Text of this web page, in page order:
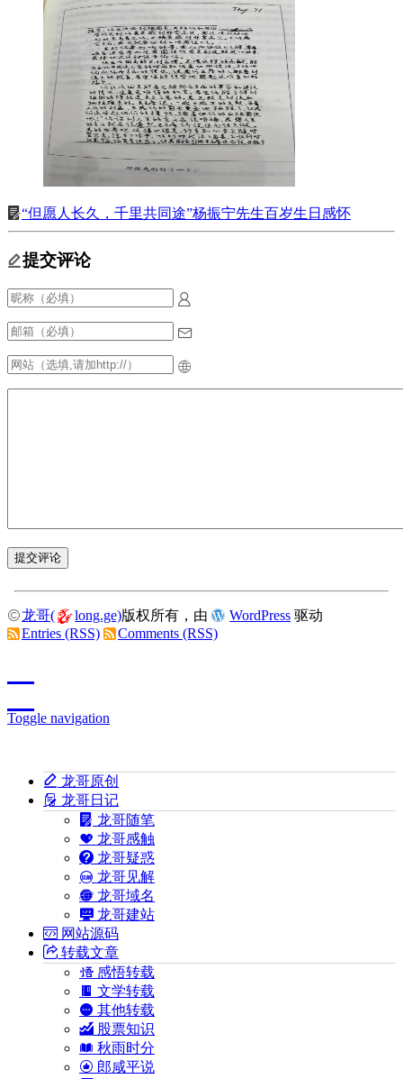
提交评论
“但愿人长久，千里共同途”杨振宁先生百岁生日感怀
龙哥( long.ge)版权所有，由 WordPress 驱动
Entries (RSS)
Comments (RSS)
Toggle navigation
龙哥原创
龙哥日记
龙哥随笔
龙哥感触
龙哥疑惑
龙哥见解
龙哥域名
龙哥建站
网站源码
转载文章
感悟转载
文学转载
其他转载
股票知识
秋雨时分
郎咸平说